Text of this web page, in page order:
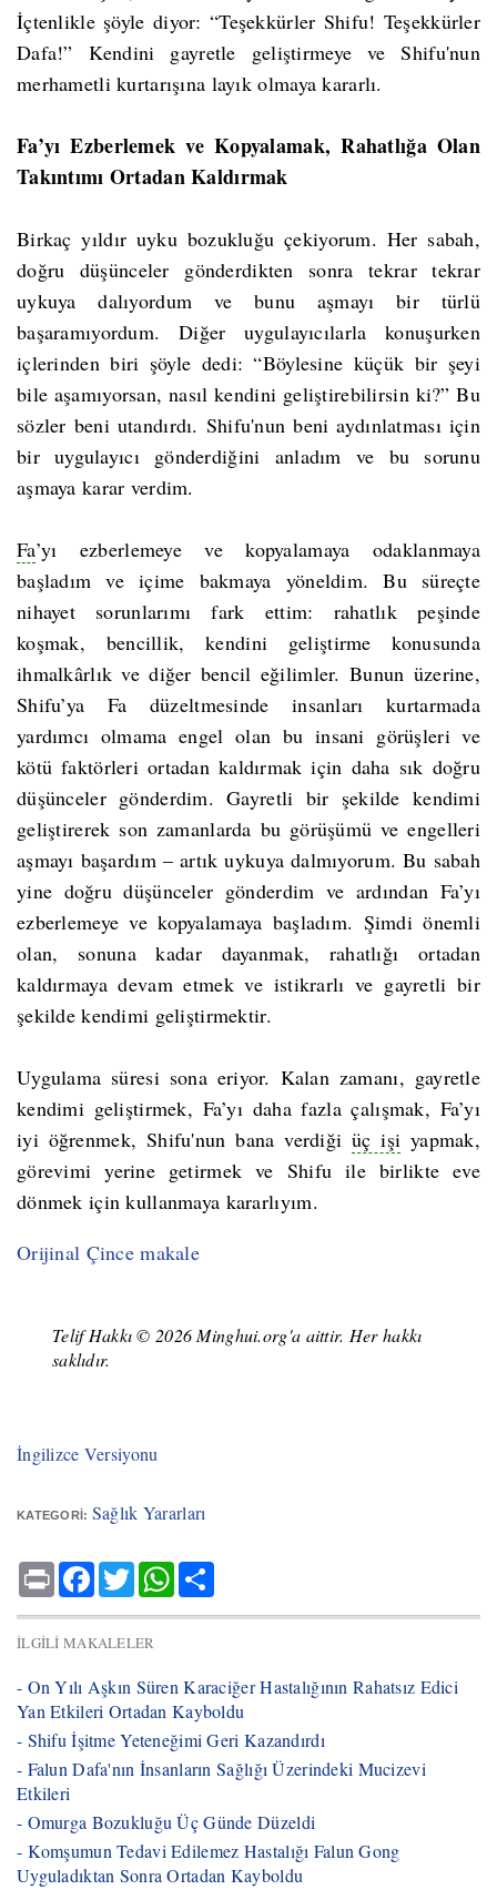
İçtenlikle şöyle diyor: “Teşekkürler Shifu! Teşekkürler
Dafa!” Kendini gayretle geliştirmeye ve Shifu'nun
merhametli kurtarışına layık olmaya kararlı.
Fa’yı Ezberlemek ve Kopyalamak, Rahatlığa Olan
Takıntımı Ortadan Kaldırmak
Birkaç yıldır uyku bozukluğu çekiyorum. Her sabah,
doğru düşünceler gönderdikten sonra tekrar tekrar
uykuya dalıyordum ve bunu aşmayı bir türlü
başaramıyordum. Diğer uygulayıcılarla konuşurken
içlerinden biri şöyle dedi: “Böylesine küçük bir şeyi
bile aşamıyorsan, nasıl kendini geliştirebilirsin ki?” Bu
sözler beni utandırdı. Shifu'nun beni aydınlatması için
bir uygulayıcı gönderdiğini anladım ve bu sorunu
aşmaya karar verdim.
Fa’yı ezberlemeye ve kopyalamaya odaklanmaya
başladım ve içime bakmaya yöneldim. Bu süreçte
nihayet sorunlarımı fark ettim: rahatlık peşinde
koşmak, bencillik, kendini geliştirme konusunda
ihmalkârlık ve diğer bencil eğilimler. Bunun üzerine,
Shifu’ya Fa düzeltmesinde insanları kurtarmada
yardımcı olmama engel olan bu insani görüşleri ve
kötü faktörleri ortadan kaldırmak için daha sık doğru
düşünceler gönderdim. Gayretli bir şekilde kendimi
geliştirerek son zamanlarda bu görüşümü ve engelleri
aşmayı başardım – artık uykuya dalmıyorum. Bu sabah
yine doğru düşünceler gönderdim ve ardından Fa’yı
ezberlemeye ve kopyalamaya başladım. Şimdi önemli
olan, sonuna kadar dayanmak, rahatlığı ortadan
kaldırmaya devam etmek ve istikrarlı ve gayretli bir
şekilde kendimi geliştirmektir.
Uygulama süresi sona eriyor. Kalan zamanı, gayretle
kendimi geliştirmek, Fa’yı daha fazla çalışmak, Fa’yı
iyi öğrenmek, Shifu'nun bana verdiğiüç işi yapmak,
görevimi yerine getirmek ve Shifu ile birlikte eve
dönmek için kullanmaya kararlıyım.
Orijinal Çince makale
Telif Hakkı © 2026 Minghui.org'a aittir. Her hakkı
saklıdır.
İngilizce Versiyonu
KATEGORI: Sağlık Yararları
Print Facebook
TwitterWhatsApp
İLGILI MAKALELER
- ​On Yılı Aşkın Süren Karaciğer Hastalığının Rahatsız Edici
Yan Etkileri Ortadan Kayboldu
- ​Shifu İşitme Yeteneğimi Geri Kazandırdı
- ​Falun Dafa'nın İnsanların Sağlığı Üzerindeki Mucizevi
Etkileri
- ​Omurga Bozukluğu Üç Günde Düzeldi
- ​Komşumun Tedavi Edilemez Hastalığı Falun Gong
Uyguladıktan Sonra Ortadan Kayboldu